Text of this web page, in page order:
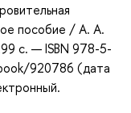
пособие / А. А.
с. — ISBN 978-5-
920786 (дата